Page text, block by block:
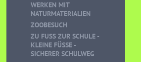
WERKEN MIT
NATURMATERIALIEN
ZOOBESUCH
ZU FUSS ZUR SCHULE - K
LEINE FÜSSE - SI
CHERER SCHULWEG